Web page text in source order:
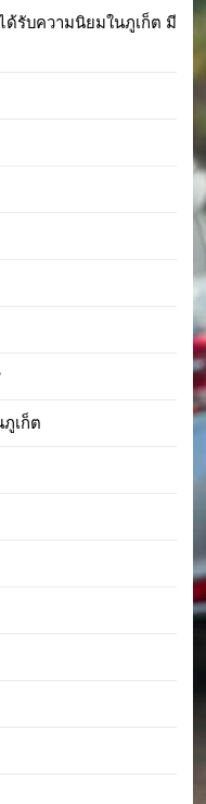
ด้รับความนิยมในภูเก็ต มี
เก็ต